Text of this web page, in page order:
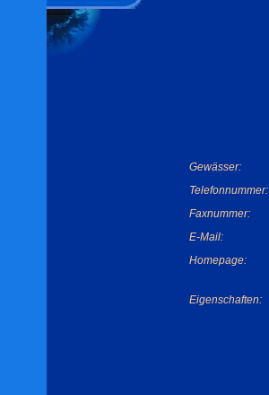
Gewässer:
Telefonnummer:
Faxnummer:
E-Mail:
Homepage:
Eigenschaften: